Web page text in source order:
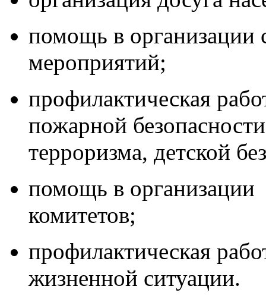
помощь в организации
мероприятий;
профилактическая
пожарной
терроризма, детской
помощь в
комитетов;
профилактическая
жизненной ситуации.